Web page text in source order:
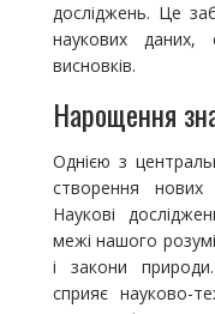
досліджень. Це
наукових даних,
висновків.
Нарощення
Однією з
створення нових
Наукові
межі нашого
і закони
сприяє науково-